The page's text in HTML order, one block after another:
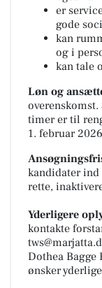
er
gode
kan
og i
kan tale
Løn og
timer er til
1. februar
kandidater
rette,
Yderligere
kontakte
Dothea
ønsker